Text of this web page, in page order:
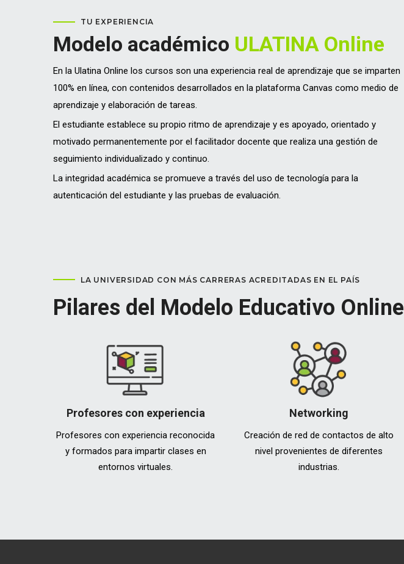
TU EXPERIENCIA
Modelo académico ULATINA Online
En la Ulatina Online los cursos son una experiencia real de aprendizaje que se imparten
100% en línea, con contenidos desarrollados en la plataforma Canvas como medio de
aprendizaje y elaboración de tareas.
El estudiante establece su propio ritmo de aprendizaje y es apoyado, orientado y
motivado permanentemente por el facilitador docente que realiza una gestión de
seguimiento individualizado y continuo.
La integridad académica se promueve a través del uso de tecnología para la
autenticación del estudiante y las pruebas de evaluación.
LA UNIVERSIDAD CON MÁS CARRERAS ACREDITADAS EN EL PAÍS
Pilares del Modelo Educativo Online
Profesorescon experiencia
Profesores con experiencia reconocida
y formados para impartir clases en
entornos virtuales.
Networking
Creación de red de contactos de alto
nivel provenientes de diferentes
industrias.